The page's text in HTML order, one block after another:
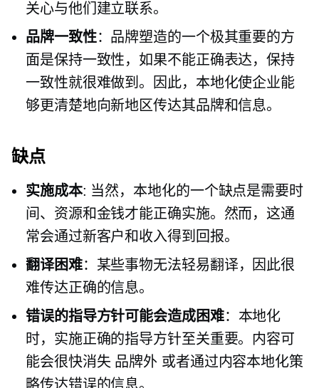
关心与他们建立联系。
品牌一致性：品牌塑造的一个极其重要的方
面是保持一致性，如果不能正确表达，保持
一致性就很难做到。因此，本地化使企业能
够更清楚地向新地区传达其品牌和信息。
缺点
实施成本: 当然，本地化的一个缺点是需要时
间、资源和金钱才能正确实施。然而，这通
常会通过新客户和收入得到回报。
翻译困难：某些事物无法轻易翻译，因此很
难传达正确的信息。
错误的指导方针可能会造成困难：本地化
时，实施正确的指导方针至关重要。内容可
能会很快消失 品牌外 或者通过内容本地化策
略传达错误的信息。